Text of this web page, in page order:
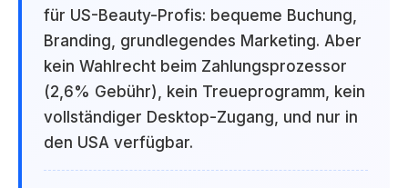
für US-Beauty-Profis: bequeme Buchung,
Branding, grundlegendes Marketing. Aber
kein Wahlrecht beim Zahlungsprozessor
(2,6% Gebühr), kein Treueprogramm, kein
vollständiger Desktop-Zugang, und nur in
den USA verfügbar.